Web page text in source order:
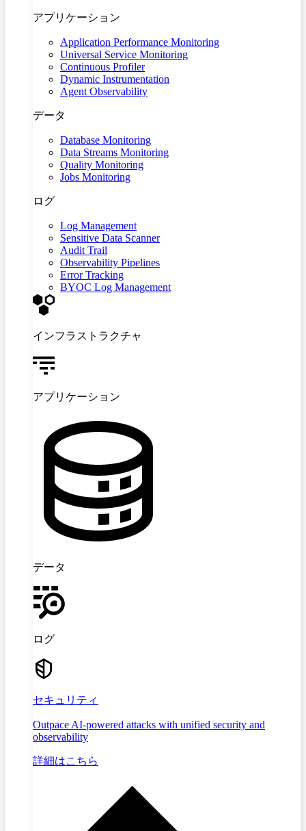
アプリケーション
Application Performance Monitoring
Universal Service Monitoring
Continuous Profiler
Dynamic Instrumentation
Agent Observability
データ
Database Monitoring
Data Streams Monitoring
Quality Monitoring
Jobs Monitoring
ログ
Log Management
Sensitive Data Scanner
Audit Trail
Observability Pipelines
Error Tracking
BYOC Log Management
インフラストラクチャ
アプリケーション
データ
ログ
セキュリティ
Outpace AI-powered attacks with unified security and
observability
詳細はこちら